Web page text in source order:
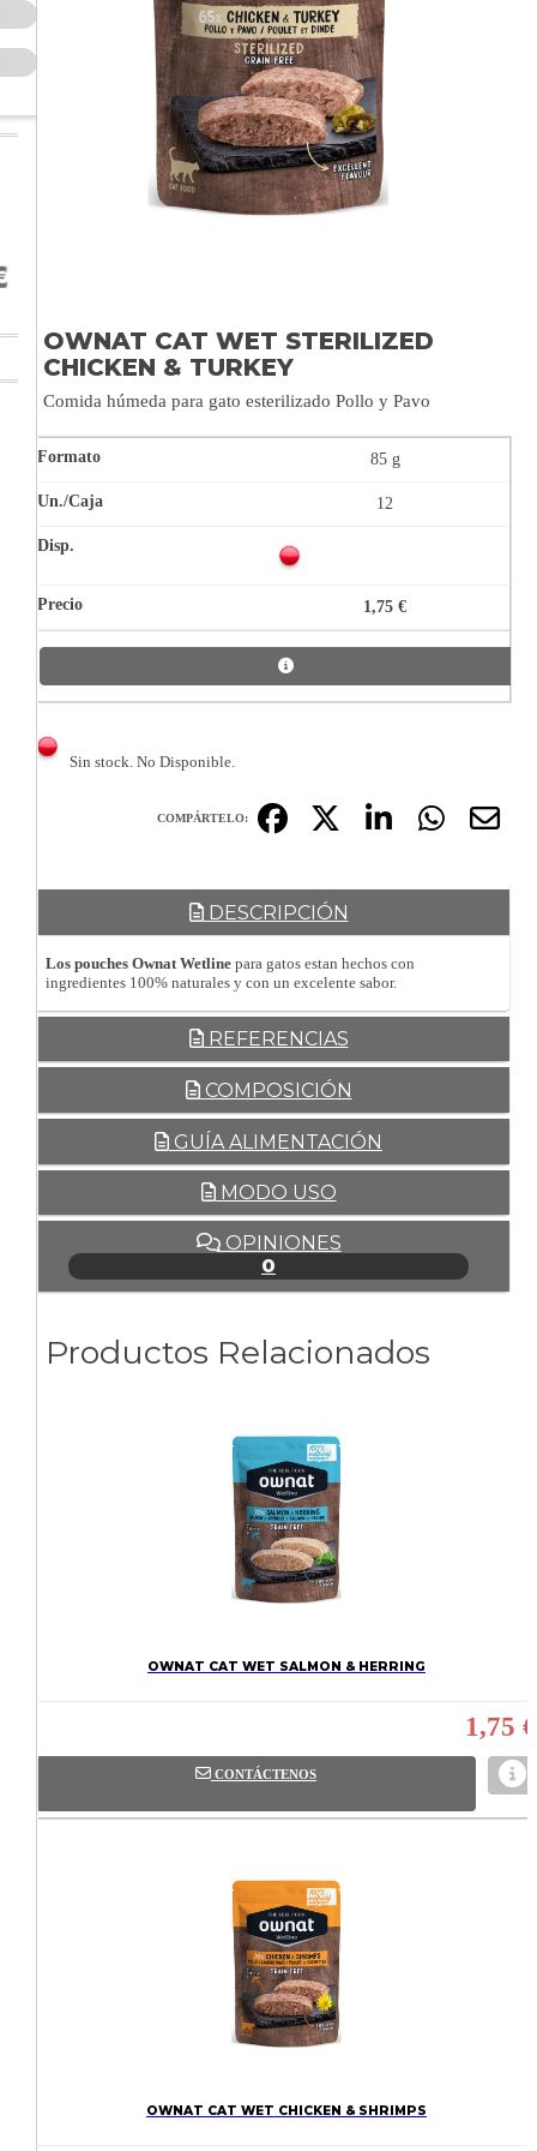
OWNAT CAT WET STERILIZED
CHICKEN & TURKEY
Comida húmeda para gato esterilizado Pollo y Pavo
85 g
12
1,75 €
Sin stock. No Disponible.
COMPÁRTELO:
DESCRIPCIÓN
Los pouches Ownat Wetline para gatos estan hechos con
ingredientes 100% naturales y con un excelente sabor.
REFERENCIAS
COMPOSICIÓN
GUÍA ALIMENTACIÓN
MODO USO
OPINIONES
0
Productos Relacionados
OWNAT CAT WET SALMON & HERRING
1,75 €
CONTÁCTENOS
OWNAT CAT WET CHICKEN & SHRIMPS